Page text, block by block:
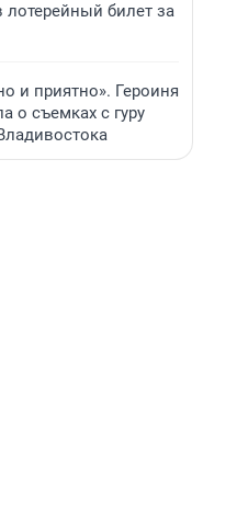
билет за
и приятно». Героиня
о съемках с гуру